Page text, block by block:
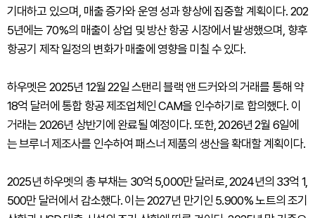
기대하고 있으며, 매출 증가와 운영 성과 향상에 집중할 계획이다. 202
5년에는 70%의 매출이 상업 및 방산 항공 시장에서 발생했으며, 향후
항공기 제작 일정의 변화가 매출에 영향을 미칠 수 있다.
하우멧은 2025년 12월 22일 스탠리 블랙 앤 드커와의 거래를 통해 약
18억 달러에 통합 항공 제조업체인 CAM을 인수하기로 합의했다. 이
거래는 2026년 상반기에 완료될 예정이다. 또한, 2026년 2월 6일에
는 브루너 제조사를 인수하여 패스너 제품의 생산을 확대할 계획이다.
2025년 하우멧의 총 부채는 30억 5,000만 달러로, 2024년의 33억 1,
500만 달러에서 감소했다. 이는 2027년 만기인 5.900% 노트의 조기